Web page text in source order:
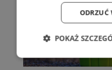
ODRZUĆ
POKAŻ
Niezbędne